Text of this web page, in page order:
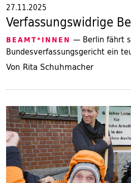
27.11.2025
Verfassungswidrige
BEAMT*INNEN — Berlin fährt
Bundesverfassungsgericht ein
Von Rita Schuhmacher